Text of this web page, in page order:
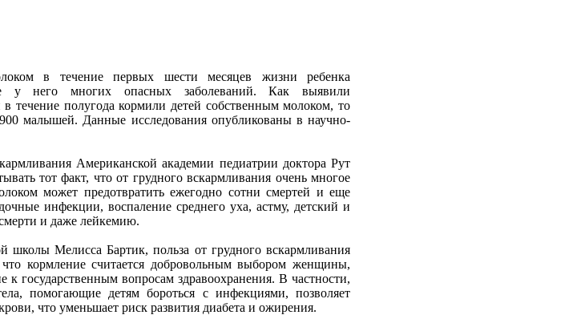
в течение первых шести месяцев жизни ребенка
у него многих опасных заболеваний. Как выявили
полугода кормили детей собственным молоком, то
малышей. Данные исследования опубликованы в научно-
Американской академии педиатрии доктора Рут
тот факт, что от грудного вскармливания очень многое
может предотвратить ежегодно сотни смертей и еще
инфекции, воспаление среднего уха, астму, детский и
и даже лейкемию.
школы Мелисса Бартик, польза от грудного вскармливания
кормление считается добровольным выбором женщины,
к государственным вопросам здравоохранения. В частности,
помогающие детям бороться с инфекциями, позволяет
что уменьшает риск развития диабета и ожирения.